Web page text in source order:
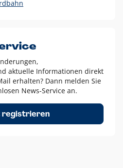
dürfen nur in Ausnahmefällen
Beispiel:
Schwarz-Weiß-Umsetzungen
Schutzraum von jeweils einer
AKN in alle Richtungen
aktuelle Informationen direkt
erhalten? Dann melden Sie
News-Service an.